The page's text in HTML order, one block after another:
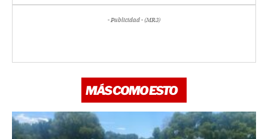
- Publicidad - (MR3)
MÁS COMO ESTO